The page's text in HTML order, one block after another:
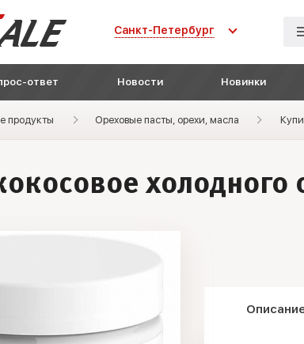
Санкт-Петербург
ответ Новости Новинки
продукты Ореховые пасты, орехи, масла